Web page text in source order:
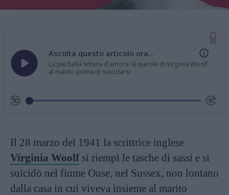
Ascolta questo articolo ora...
La più bella lettera d'amore: le parole di Virginia Woolf
al marito prima di suicidarsi
Il 28 marzo del 1941 la scrittrice inglese
Virginia Woolf si riempì le tasche di sassi e si
suicidò nel fiume Ouse, nel Sussex, non lontano
dalla casa in cui viveva insieme al marito